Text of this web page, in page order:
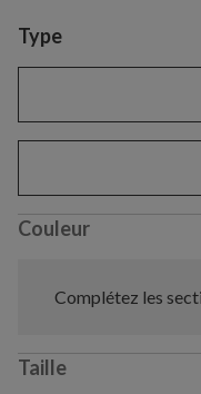
Variant selection
Type
Couleur
Complétez les
Taille